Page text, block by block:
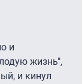
и
жизнь",
и кинул